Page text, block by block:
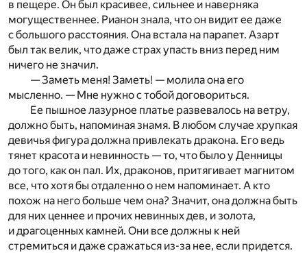
в пещере. Он был красивее, сильнее и наверняка
могущественнее. Рианон знала, что он видит ее даже
с большого расстояния. Она встала на парапет. Азарт
был так велик, что даже страх упасть вниз перед ним
ничего не значил.
— Заметь меня! Заметь! — молила она его
мысленно. — Мне нужно с тобой договориться.
Ее пышное лазурное платье развевалось на ветру,
должно быть, напоминая знамя. В любом случае хрупкая
девичья фигура должна привлекать дракона. Его ведь
тянет красота и невинность — то, что было у Денницы
до того, как он пал. Их, драконов, притягивает магнитом
все, что хотя бы отдаленно о нем напоминает. А кто
похож на него больше чем она? Значит, она должна быть
для них ценнее и прочих невинных дев, и золота,
и драгоценных камней. Они все должны к ней
стремиться и даже сражаться из-за нее, если придется.